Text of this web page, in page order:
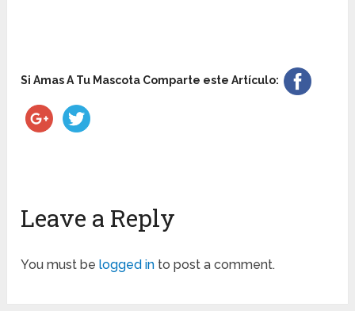
Si Amas A Tu Mascota Comparte este Artículo:
Leave a Reply
You must belogged in to post a comment.